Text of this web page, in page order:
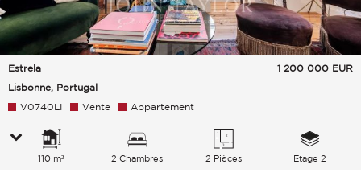
Estrela
Lisbonne, Portugal
1 200 000 EUR
V0740LI Vente Appartement
110 m² 2 Chambres 2 Pièces Étage 2